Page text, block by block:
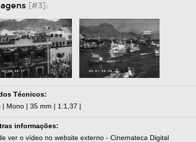
[#3]:
Técnicos:
| Mono | 35 mm | 1:1,37 |
informações:
ver o vídeo no website externo - Cinemateca Digital